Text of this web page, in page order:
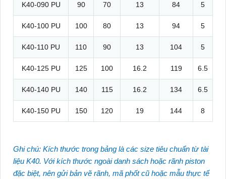
K40-090 PU 90 70 13 84 5
K40-100 PU 100 80 13 94 5
K40-110 PU 110 90 13 104 5
K40-125 PU 125 100 16.2 119 6.5
K40-140 PU 140 115 16.2 134 6.5
K40-150 PU 150 120 19 144 8
Ghi chú: Kích thước trong bảng là các size tiêu chuẩn từ tài
liệu K40. Với kích thước ngoài danh sách hoặc rãnh piston
đặc biệt, nên gửi bản vẽ rãnh, mã phốt cũ hoặc mẫu thực tế